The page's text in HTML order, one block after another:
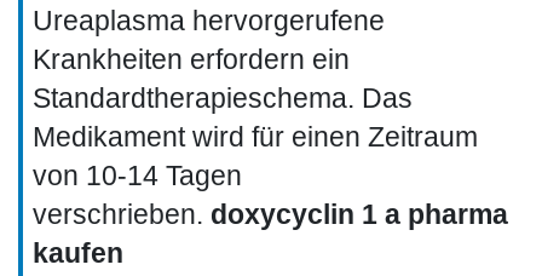
Ureaplasma hervorgerufene
Krankheiten erfordern ein
Standardtherapieschema. Das
Medikament wird für einen Zeitraum
von 10-14 Tagen
verschrieben. doxycyclin 1 a pharma
kaufen